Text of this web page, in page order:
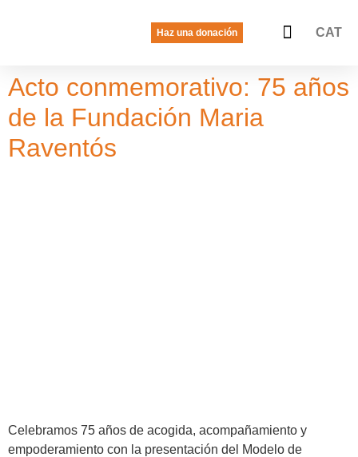
Haz una donación CAT
Acto conmemorativo: 75 años
de la Fundación Maria
Raventós
Celebramos 75 años de acogida, acompañamiento y
empoderamiento con la presentación del Modelo de